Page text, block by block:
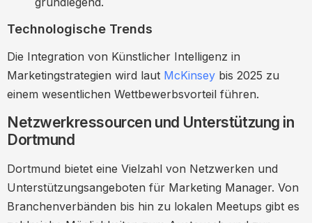
Technologische Trends
Die Integration von Künstlicher Intelligenz in
Marketingstrategien wird laut McKinsey bis 2025 zu
einem wesentlichen Wettbewerbsvorteil führen.
Netzwerkressourcen und Unterstützung in
Dortmund
Dortmund bietet eine Vielzahl von Netzwerken und
Unterstützungsangeboten für Marketing Manager. Von
Branchenverbänden bis hin zu lokalen Meetups gibt es